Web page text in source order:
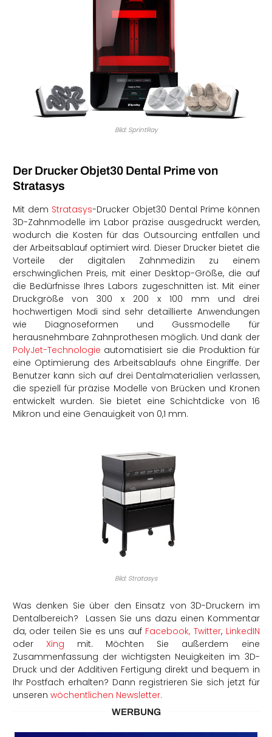
Bild: SprintRay
Der Drucker Objet30 Dental Prime von
Stratasys
Mit dem Stratasys-Drucker Objet30 Dental Prime können
3D-Zahnmodelle im Labor präzise ausgedruckt werden,
wodurch die Kosten für das Outsourcing entfallen und
der Arbeitsablauf optimiert wird. Dieser Drucker bietet die
Vorteile der digitalen Zahnmedizin zu einem
erschwinglichen Preis, mit einer Desktop-Größe, die auf
die Bedürfnisse Ihres Labors zugeschnitten ist. Mit einer
Druckgröße von 300 x 200 x 100 mm und drei
hochwertigen Modi sind sehr detaillierte Anwendungen
wie Diagnoseformen und Gussmodelle für
herausnehmbare Zahnprothesen möglich. Und dank der
PolyJet-Technologie automatisiert sie die Produktion für
eine Optimierung des Arbeitsablaufs ohne Eingriffe. Der
Benutzer kann sich auf drei Dentalmaterialien verlassen,
die speziell für präzise Modelle von Brücken und Kronen
entwickelt wurden. Sie bietet eine Schichtdicke von 16
Mikron und eine Genauigkeit von 0,1 mm.
Bild: Stratasys
Was denken Sie über den Einsatz von 3D-Druckern im
Dentalbereich? Lassen Sie uns dazu einen Kommentar
da, oder teilen Sie es uns auf Facebook, Twitter, LinkedIN
oder Xing mit. Möchten Sie außerdem eine
Zusammenfassung der wichtigsten Neuigkeiten im 3D-
Druck und der Additiven Fertigung direkt und bequem in
Ihr Postfach erhalten? Dann registrieren Sie sich jetzt für
unseren wöchentlichen Newsletter.
WERBUNG